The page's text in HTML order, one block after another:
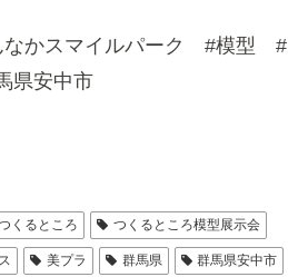
なかスマイルパーク #模型 #
県安中市
くるところ つくるところ模型展示会
美プラ 群馬県 群馬県安中市